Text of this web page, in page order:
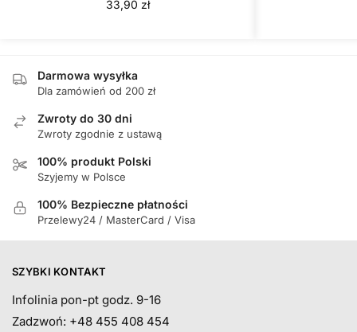
33,90 zł
Darmowa wysyłka
Dla zamówień od 200 zł
Zwroty do 30 dni
Zwroty zgodnie z ustawą
100% produkt Polski
Szyjemy w Polsce
100% Bezpieczne płatności
Przelewy24 / MasterCard / Visa
SZYBKI KONTAKT
Infolinia pon-pt godz. 9-16
Zadzwoń: +48 455 408 454